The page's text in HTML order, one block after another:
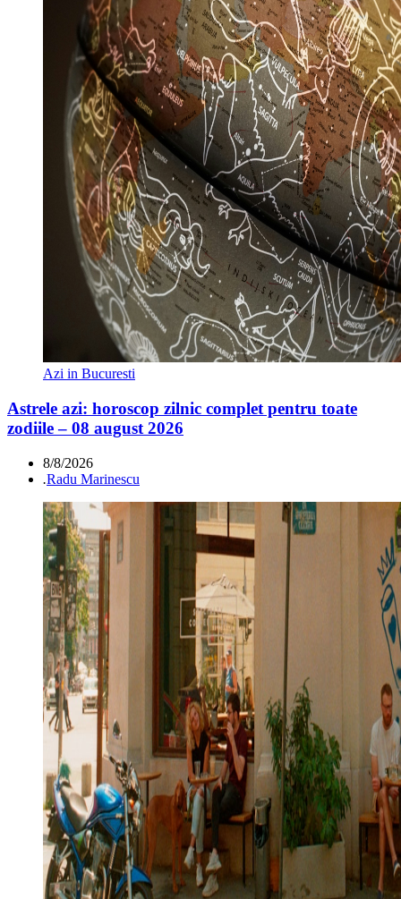
Azi in Bucuresti
Astrele azi: horoscop zilnic complet pentru toate
zodiile – 08 august 2026
8/8/2026
.Radu Marinescu